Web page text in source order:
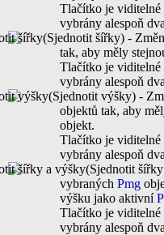
Tlačítko je
vybrány alespoň dva
(Sjednotit šířky) -
tak, aby měly
Tlačítko je
vybrány alespoň dva
(Sjednotit výšky) -
objektů tak, aby
objekt.
Tlačítko je
vybrány alespoň dva
(Sjednotit
vybraných Pmg
výšku jako aktivní
Tlačítko je
vybrány alespoň dva